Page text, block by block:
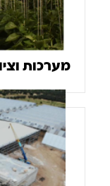
מערכות